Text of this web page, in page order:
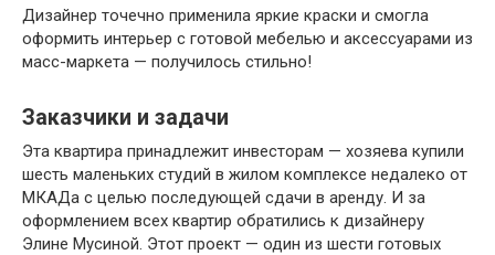
Дизайнер точечно применила яркие краски и смогла
оформить интерьер с готовой мебелью и аксессуарами из
масс-маркета — получилось стильно!
Заказчики и задачи
Эта квартира принадлежит инвесторам — хозяева купили
шесть маленьких студий в жилом комплексе недалеко от
МКАДа с целью последующей сдачи в аренду. И за
оформлением всех квартир обратились к дизайнеру
Элине Мусиной. Этот проект — один из шести готовых